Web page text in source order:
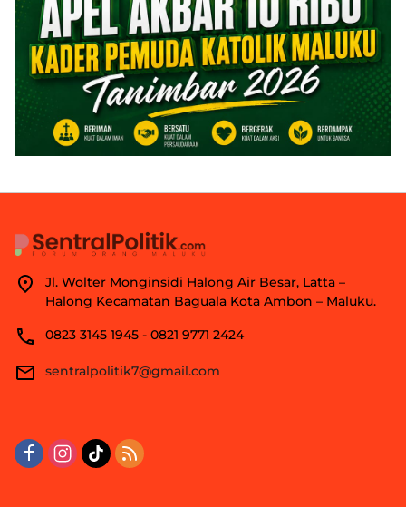
Jl. Wolter Monginsidi Halong Air Besar, Latta –
Halong Kecamatan Baguala Kota Ambon – Maluku.
0823 3145 1945 - 0821 9771 2424
sentralpolitik7@gmail.com